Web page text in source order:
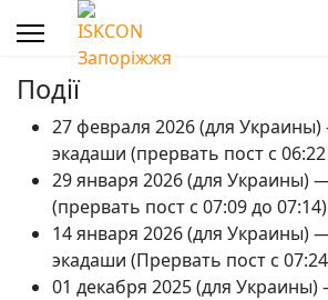
Події
27 февраля 2026 (для
экадаши (прервать пост с
29 января 2026 (для Украины)
(прервать пост с 07:09 до 07:14)
14 января 2026 (для Украины)
экадаши (Прервать пост с
01 декабря 2025 (для